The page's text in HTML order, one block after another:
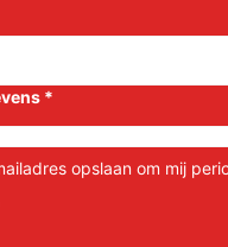
*
opslaan om mij